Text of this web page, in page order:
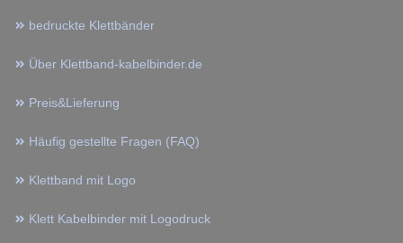
bedruckte Klettbänder
Über Klettband-kabelbinder.de
Preis&Lieferung
Häufig gestellte Fragen (FAQ)
Klettband mit Logo
Klett Kabelbinder mit Logodruck